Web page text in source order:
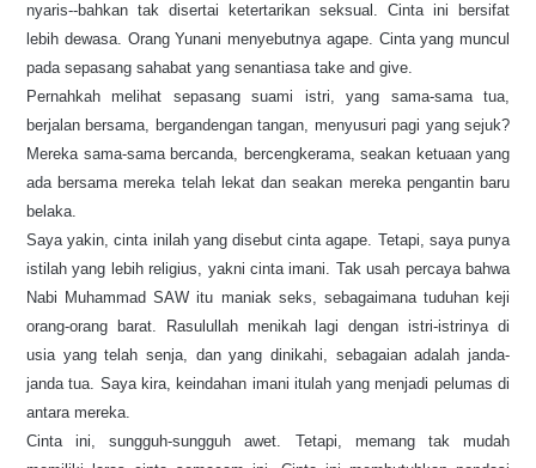
nyaris--bahkan tak disertai ketertarikan seksual. Cinta ini bersifat
lebih dewasa. Orang Yunani menyebutnya agape. Cinta yang muncul
pada sepasang sahabat yang senantiasa take and give.
Pernahkah melihat sepasang suami istri, yang sama-sama tua,
berjalan bersama, bergandengan tangan, menyusuri pagi yang sejuk?
Mereka sama-sama bercanda, bercengkerama, seakan ketuaan yang
ada bersama mereka telah lekat dan seakan mereka pengantin baru
belaka.
Saya yakin, cinta inilah yang disebut cinta agape. Tetapi, saya punya
istilah yang lebih religius, yakni cinta imani. Tak usah percaya bahwa
Nabi Muhammad SAW itu maniak seks, sebagaimana tuduhan keji
orang-orang barat. Rasulullah menikah lagi dengan istri-istrinya di
usia yang telah senja, dan yang dinikahi, sebagaian adalah janda-
janda tua. Saya kira, keindahan imani itulah yang menjadi pelumas di
antara mereka.
Cinta ini, sungguh-sungguh awet. Tetapi, memang tak mudah